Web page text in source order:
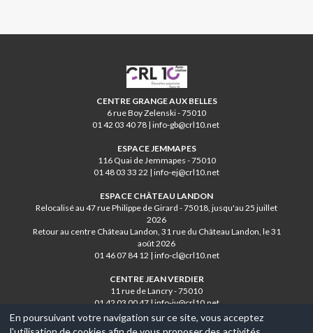
CRL10
CENTRE GRANGE AUX BELLES
6 rue Boy Zelenski - 75010
01 42 03 40 78 | info-gb@crl10.net
ESPACE JEMMAPES
116 Quai de Jemmapes - 75010
01 48 03 33 22 | info-ej@crl10.net
ESPACE CHÂTEAU LANDON
Relocalisé au 47 rue Philippe de Girard - 75018, jusqu'au 25 juillet
2026
Retour au centre Château Landon, 31 rue du Château Landon, le 31
août 2026
01 46 07 84 12 | info-cl@crl10.net
CENTRE JEAN VERDIER
11 rue de Lancry - 75010
01 42 03 00 47 | info-jv@crl10.net
En poursuivant votre navigation sur ce site, vous acceptez